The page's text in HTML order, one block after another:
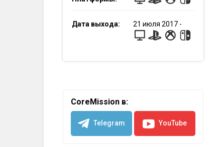
Дата выхода: 21 июля 2017 -
CoreMission в:
Telegram YouTube